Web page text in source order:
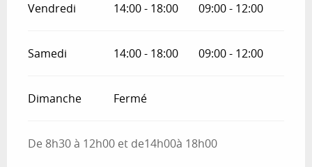
Vendredi 14:00 - 18:00 09:00 - 12:00
Samedi 14:00 - 18:00 09:00 - 12:00
Dimanche Fermé
De 8h30 à 12h00 et de14h00à 18h00